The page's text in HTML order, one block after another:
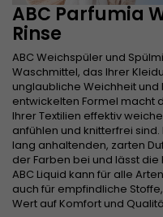
ABC Parfumia
Rinse
ABC Weichspüler und
Waschmittel, das Ihrer
unglaubliche Weichheit und
entwickelten Formel macht
Ihrer Textilien effektiv
anfühlen und knitterfrei
lang anhaltenden, zarten
der Farben bei und lässt
ABC Liquid kann für alle
auch für empfindliche
Wert auf Komfort und